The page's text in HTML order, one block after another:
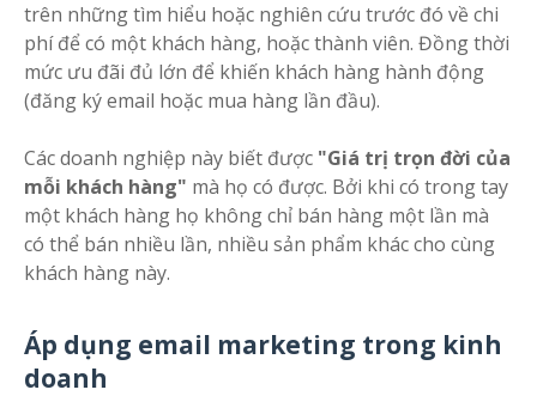
trên những tìm hiểu hoặc nghiên cứu trước đó về chi
phí để có một khách hàng, hoặc thành viên. Đồng thời
mức ưu đãi đủ lớn để khiến khách hàng hành động
(đăng ký email hoặc mua hàng lần đầu).
Các doanh nghiệp này biết được "Giá trị trọn đời của
mỗi khách hàng" mà họ có được. Bởi khi có trong tay
một khách hàng họ không chỉ bán hàng một lần mà
có thể bán nhiều lần, nhiều sản phẩm khác cho cùng
khách hàng này.
Áp dụng email marketing trong kinh
doanh